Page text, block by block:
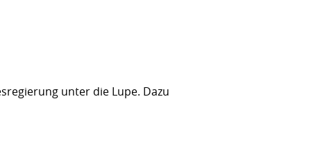
unter die Lupe. Dazu